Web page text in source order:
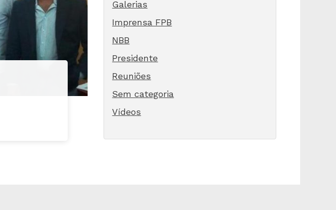
Galerias
Imprensa FPB
NBB
Presidente
Reuniões
Sem categoria
Vídeos